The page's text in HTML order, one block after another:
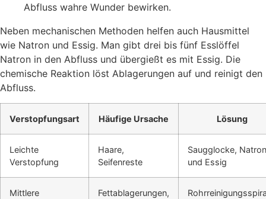
Abfluss wahre Wunder bewirken.
Neben mechanischen Methoden helfen auch Hausmittel
wie Natron und Essig. Man gibt drei bis fünf Esslöffel
Natron in den Abfluss und übergießt es mit Essig. Die
chemische Reaktion löst Ablagerungen auf und reinigt den
Abfluss.
Verstopfungsart Häufige Ursache Lösung
Leichte
Verstopfung
Haare,
Seifenreste
Saugglocke, Natron
und Essig
Mittlere
Fettablagerungen,